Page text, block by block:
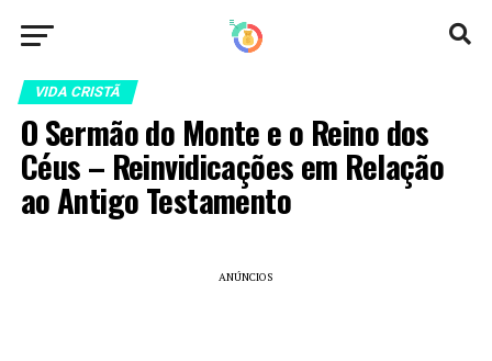
VIDA CRISTÃ
O Sermão do Monte e o Reino dos
Céus – Reinvidicações em Relação
ao Antigo Testamento
ANÚNCIOS